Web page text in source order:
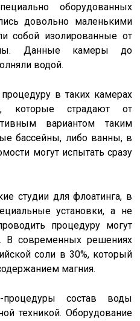
оборудованных
довольно маленькими
собой изолированные от
Данные камеры до
водой.
в таких камерах
которые страдают от
вариантом таким
бассейны, либо ванны, в
могут испытать сразу
студии для флоатинга, в
установки, а не
процедуру могут
В современных решениях
соли в 30%, который
магния.
состав воды
техникой. Оборудование